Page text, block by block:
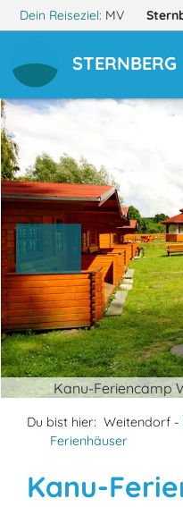
Dein Reiseziel: MV
STERNBERG
Kanu-Feriencamp
Du bist hier: Weitendorf -
Ferienhäuser
Kanu-